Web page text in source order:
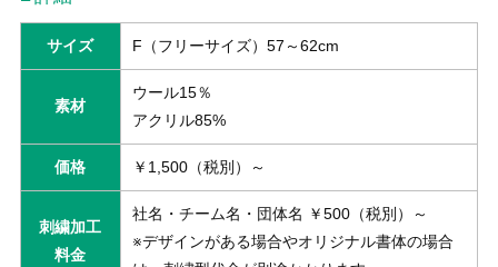
サイズ F（フリーサイズ）57～62cm
素材
ウール15％
アクリル85%
価格 ￥1,500（税別）～
刺繍加工
料金
社名・チーム名・団体名 ￥500（税別）～
※デザインがある場合やオリジナル書体の場合